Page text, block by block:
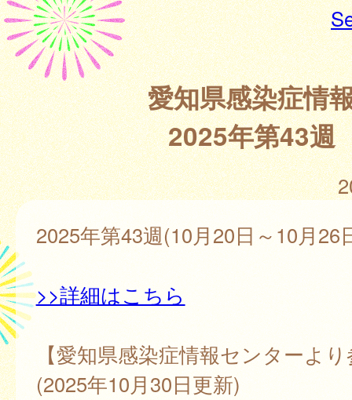
愛知県感染症情
2025年第43週
2025年第43週(10月20日～10月26
>>詳細はこちら
【愛知県感染症情報センターよ
(2025年10月30日更新)